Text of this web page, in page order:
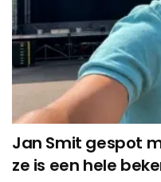
Jan Smit gespot
ze is een hele